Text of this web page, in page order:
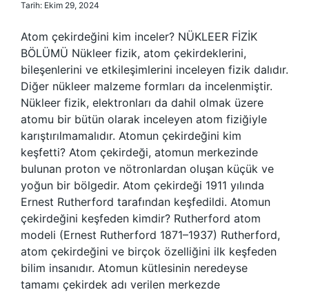
Tarih: Ekim 29, 2024
Atom çekirdeğini kim inceler? NÜKLEER FİZİK
BÖLÜMÜ Nükleer fizik, atom çekirdeklerini,
bileşenlerini ve etkileşimlerini inceleyen fizik dalıdır.
Diğer nükleer malzeme formları da incelenmiştir.
Nükleer fizik, elektronları da dahil olmak üzere
atomu bir bütün olarak inceleyen atom fiziğiyle
karıştırılmamalıdır. Atomun çekirdeğini kim
keşfetti? Atom çekirdeği, atomun merkezinde
bulunan proton ve nötronlardan oluşan küçük ve
yoğun bir bölgedir. Atom çekirdeği 1911 yılında
Ernest Rutherford tarafından keşfedildi. Atomun
çekirdeğini keşfeden kimdir? Rutherford atom
modeli (Ernest Rutherford 1871–1937) Rutherford,
atom çekirdeğini ve birçok özelliğini ilk keşfeden
bilim insanıdır. Atomun kütlesinin neredeyse
tamamı çekirdek adı verilen merkezde